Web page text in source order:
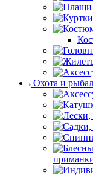
Охота и